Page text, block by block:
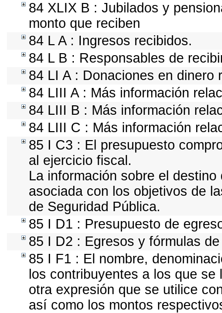
84 XLIX B : Jubilados y
monto que reciben
84 L A : Ingresos recibidos.
84 L B : Responsables de
84 LI A : Donaciones en dinero
84 LIII A : Más información
84 LIII B : Más información
84 LIII C : Más información
85 I C3 : El presupuesto
al ejercicio fiscal.
La información sobre el
asociada con los objetivos de
de Seguridad Pública.
85 I D1 : Presupuesto de
85 I D2 : Egresos y fórmulas
85 I F1 : El nombre,
los contribuyentes a los que
otra expresión que se utilice
así como los montos